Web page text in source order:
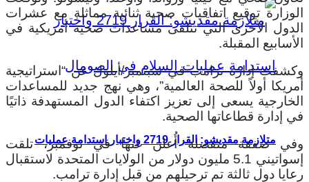
متلازمة مقديشو: القرار 2719 واختبار استدامة عمليات
الوزارة توقيع اتفاقيات صحية ثنائية مماثلة مع عشرات
الدول الأخرى التي تتلقى مساعدات صحية أمريكية في
الأسابيع المقبلة.
وكشفت إدارة ترامب في سبتمبر/أيلول عن “استراتيجية
أمريكا أولاً للصحة العالمية”، وهي نهج جديد للمساعدات
الخارجية يسعى إلى تعزيز اكتفاء الدول المستهدفة ذاتيًا
في إدارة قطاعاتها الصحية.
وفي صفقة منفصلة أُعلن عنها في نوفمبر، تلقت
إسواتيني 5.1 مليون دولار من الولايات المتحدة لاستقبال
رعايا دول ثالثة تم ترحيلهم من قبل إدارة ترامب.